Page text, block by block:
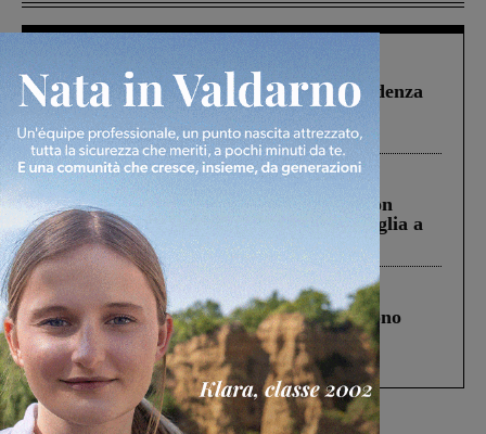
Figline Incisa Valdarno
Piscina di Figline finanziata oltre la scadenza
Pnrr, il gruppo di Fratelli d’Italia: “Un
ringraziamento al Governo”
Cronaca 3 Agosto 2026
Scomparso da una struttura di Castiglion
Fiorentino l’uomo che aveva ucciso la figlia a
Levane nel 2020
Cronaca 4 Agosto 2026
Un anno fa la strage in A1 in cui morirono
Gianni, Giulia e Franco. Lo schianto, il
processo, lo stop ai sorpassi fra tir....